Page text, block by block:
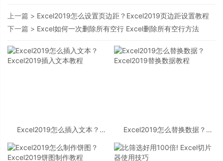
上一篇 > Excel2019怎么设置页边距？Excel2019页边距设置教程
下一篇 > Excel如何一次删除所有空行 Excel删除所有空行方法
Excel2019怎么插入文本？
Excel2019怎么替换数据？